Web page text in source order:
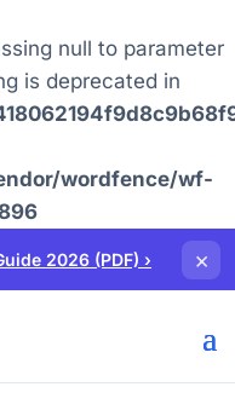
null to parameter
is deprecated in
wordfence/wf-
2026 (PDF)› ×